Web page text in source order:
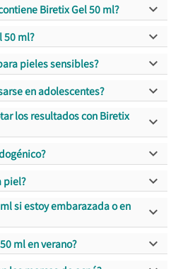
Biretix Gel 50 ml? 
50 ml? 
pieles sensibles? 
en adolescentes? 
los resultados con Biretix


piel? 
si estoy embarazada o en

ml en verano? 